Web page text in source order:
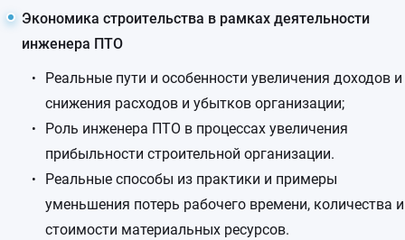
Экономика строительства в рамках деятельности
инженера ПТО
Реальные пути и особенности увеличения доходов и
снижения расходов и убытков организации;
Роль инженера ПТО в процессах увеличения
прибыльности строительной организации.
Реальные способы из практики и примеры
уменьшения потерь рабочего времени, количества и
стоимости материальных ресурсов.